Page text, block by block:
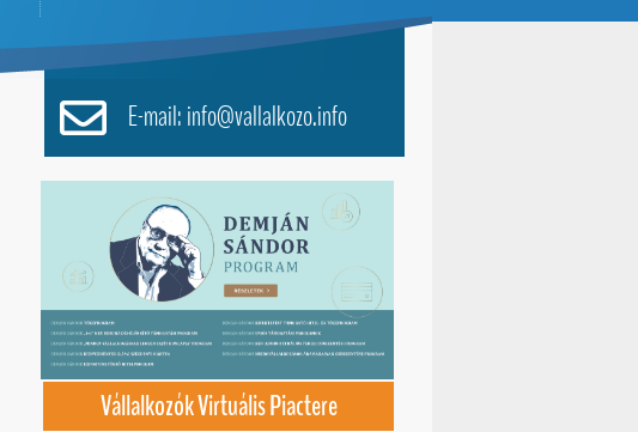
E-mail: info@vallalkozo.info
Vállalkozók Virtuális Piactere